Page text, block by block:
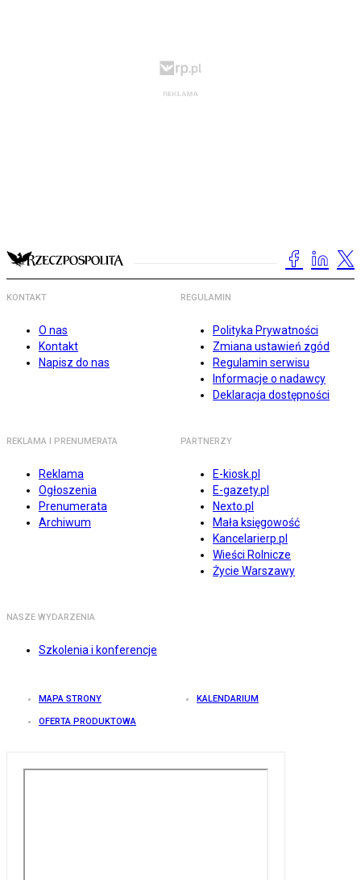
KONTAKT
O nas
Kontakt
Napisz do nas
REGULAMIN
Polityka Prywatności
Zmiana ustawień zgód
Regulamin serwisu
Informacje o nadawcy
Deklaracja dostępności
REKLAMA I PRENUMERATA
Reklama
Ogłoszenia
Prenumerata
Archiwum
PARTNERZY
E-kiosk.pl
E-gazety.pl
Nexto.pl
Mała księgowość
Kancelarierp.pl
Wieści Rolnicze
Życie Warszawy
NASZE WYDARZENIA
Szkolenia i konferencje
MAPA STRONY KALENDARIUM
OFERTA PRODUKTOWA